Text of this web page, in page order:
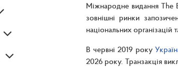
Міжнародне видання The
зовнішні ринки
національних організацій
В червні 2019 року
2026 року. Транзакція